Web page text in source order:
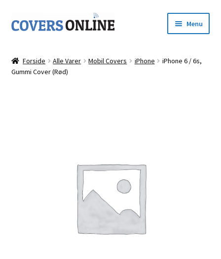
Spring
til
Spring
til
Menu
Shop
Forside Alle Varer Mobil Covers iPhone
iPhone 6 / 6s,
Gummi Cover (Rød)